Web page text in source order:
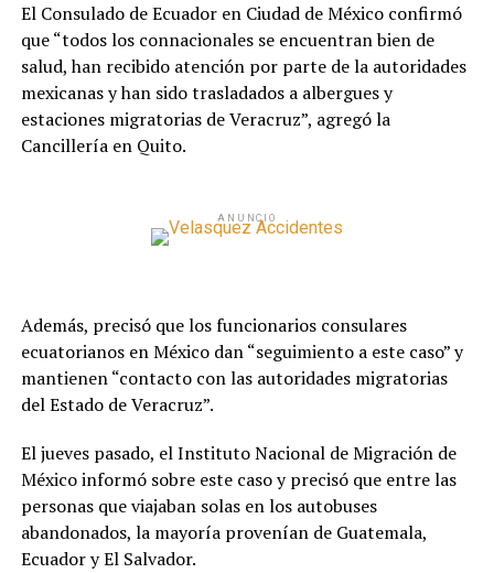
El Consulado de Ecuador en Ciudad de México confirmó
que “todos los connacionales se encuentran bien de
salud, han recibido atención por parte de la autoridades
mexicanas y han sido trasladados a albergues y
estaciones migratorias de Veracruz”, agregó la
Cancillería en Quito.
ANUNCIO
Además, precisó que los funcionarios consulares
ecuatorianos en México dan “seguimiento a este caso” y
mantienen “contacto con las autoridades migratorias
del Estado de Veracruz”.
El jueves pasado, el Instituto Nacional de Migración de
México informó sobre este caso y precisó que entre las
personas que viajaban solas en los autobuses
abandonados, la mayoría provenían de Guatemala,
Ecuador y El Salvador.